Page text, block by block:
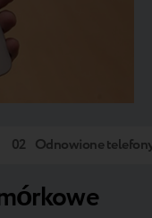
02 Odnowione